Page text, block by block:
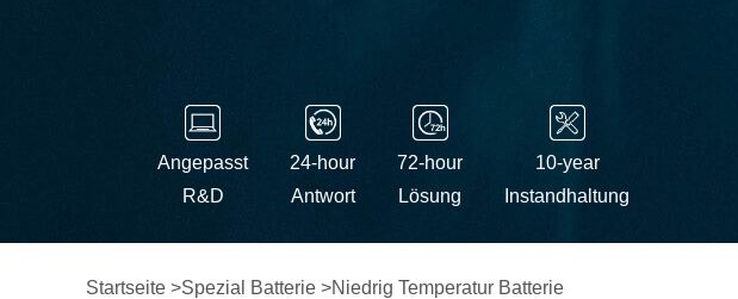
Angepasst
R&D
24-hour
Antwort
72-hour
Lösung
10-year
Instandhaltung
Startseite >Spezial Batterie >Niedrig Temperatur Batterie